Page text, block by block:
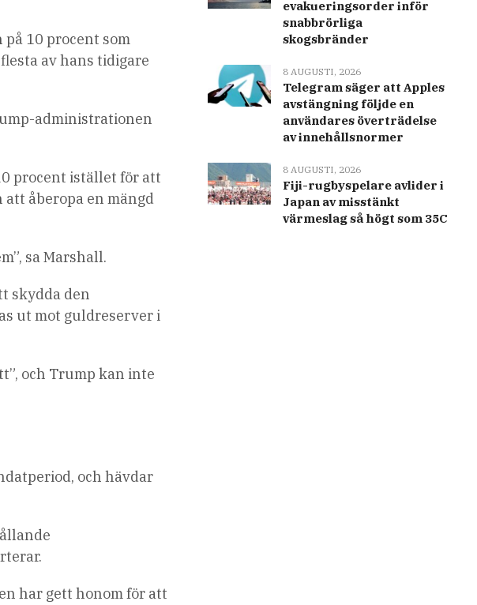
10 procent som
av hans tidigare
administrationen
procent istället för att
åberopa en mängd
sa Marshall.
skydda den
ut mot guldreserver i
och Trump kan inte
och hävdar
har gett honom för att
evakueringsorder inför
snabbrörliga
skogsbränder
8 AUGUSTI, 2026
Telegram säger att Apples
avstängning följde en
användares överträdelse
av innehållsnormer
8 AUGUSTI, 2026
Fiji-rugbyspelare avlider i
Japan av misstänkt
värmeslag så högt som 35C